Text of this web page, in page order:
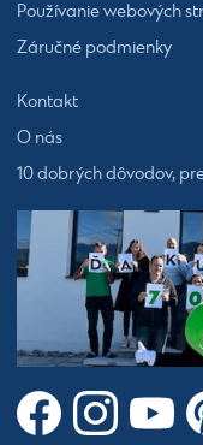
Používanie webových
Záručné podmienky
Kontakt
O nás
10 dobrých dôvodov,